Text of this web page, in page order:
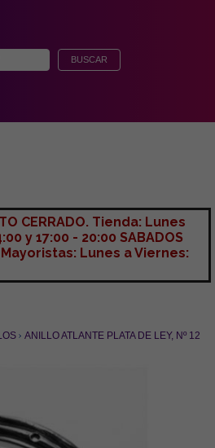
CERRADO. Tienda: Lunes
y 17:00 - 20:00 SABADOS
Mayoristas: Lunes a Viernes:
ANILLO ATLANTE PLATA DE LEY, Nº 12